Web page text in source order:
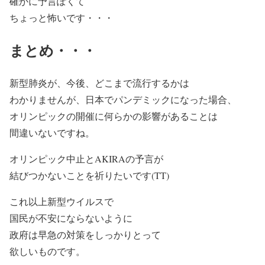
ちょっと怖いです・・・
まとめ・・・
新型肺炎が、今後、どこまで流行するかは
わかりませんが、日本でパンデミックになった場合、
オリンピックの開催に何らかの影響があることは
間違いないですね。
オリンピック中止とAKIRAの予言が
結びつかないことを祈りたいです(TT)
これ以上新型ウイルスで
国民が不安にならないように
政府は早急の対策をしっかりとって
欲しいものです。